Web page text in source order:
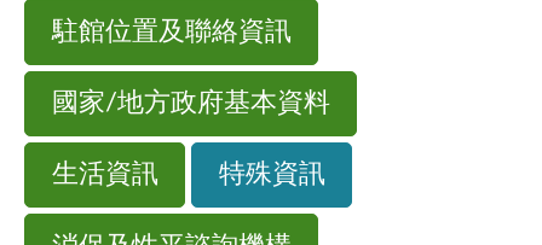
駐館位置及聯絡資訊
國家/地方政府基本資料
生活資訊 特殊資訊